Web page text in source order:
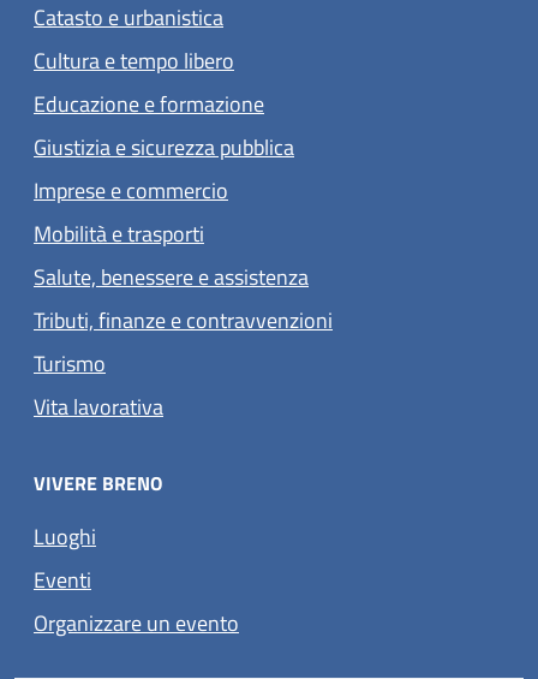
Catasto e urbanistica
Cultura e tempo libero
Educazione e formazione
Giustizia e sicurezza pubblica
Imprese e commercio
Mobilità e trasporti
Salute, benessere e assistenza
Tributi, finanze e contravvenzioni
Turismo
Vita lavorativa
VIVERE BRENO
Luoghi
Eventi
Organizzare un evento